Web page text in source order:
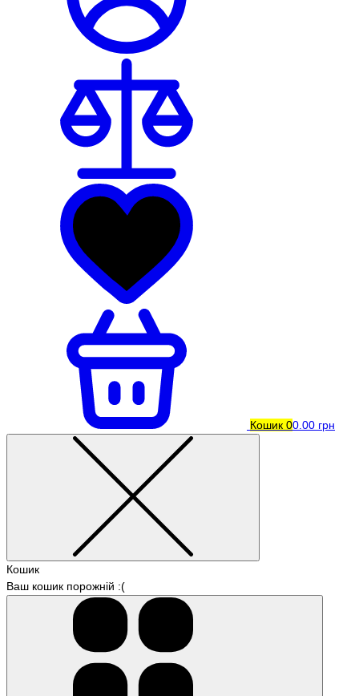
Кошик 00.00 грн
Кошик
Ваш кошик порожній :(